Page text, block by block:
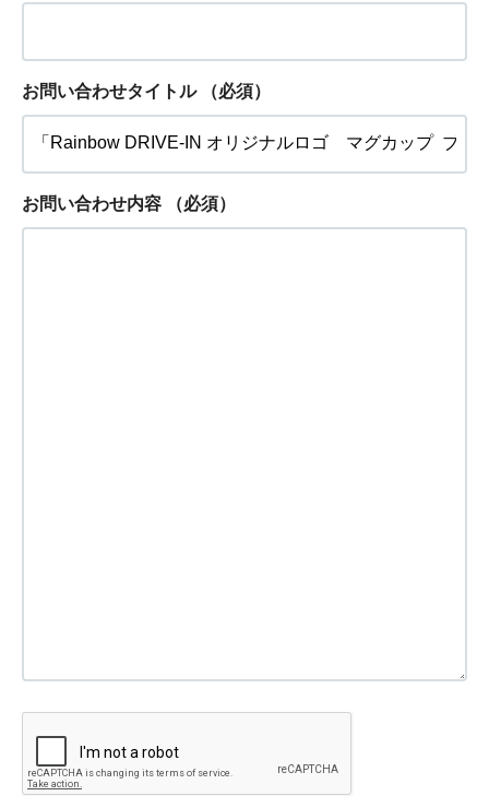
お問い合わせタイトル （必須）
お問い合わせ内容 （必須）